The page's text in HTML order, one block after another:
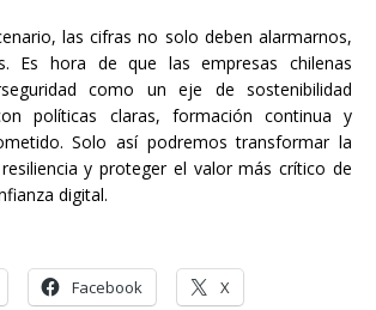
las cifras no solo deben alarmarnos,
Es hora de que las empresas chilenas
como un eje de sostenibilidad
políticas claras, formación continua y
Solo así podremos transformar la
y proteger el valor más crítico de
digital.
Facebook X